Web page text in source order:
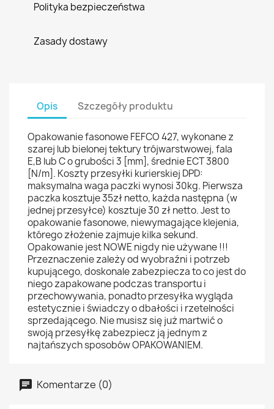
Polityka bezpieczeństwa
Zasady dostawy
Opis Szczegóły produktu
Opakowanie fasonowe FEFCO 427, wykonane z
szarej lub bielonej tektury trójwarstwowej, fala
E,B lub C o grubości 3 [mm], średnie ECT 3800
[N/m]. Koszty przesyłki kurierskiej DPD:
maksymalna waga paczki wynosi 30kg. Pierwsza
paczka kosztuje 35zł netto, każda następna (w
jednej przesyłce) kosztuje 30 zł netto. Jest to
opakowanie fasonowe, niewymagające klejenia,
którego złożenie zajmuje kilka sekund.
Opakowanie jest NOWE nigdy nie używane !!!
Przeznaczenie zależy od wyobraźni i potrzeb
kupującego, doskonale zabezpiecza to co jest do
niego zapakowane podczas transportu i
przechowywania, ponadto przesyłka wygląda
estetycznie i świadczy o dbałości i rzetelności
sprzedającego. Nie musisz się już martwić o
swoją przesyłkę zabezpiecz ją jednym z
najtańszych sposobów OPAKOWANIEM.
Komentarze (0)